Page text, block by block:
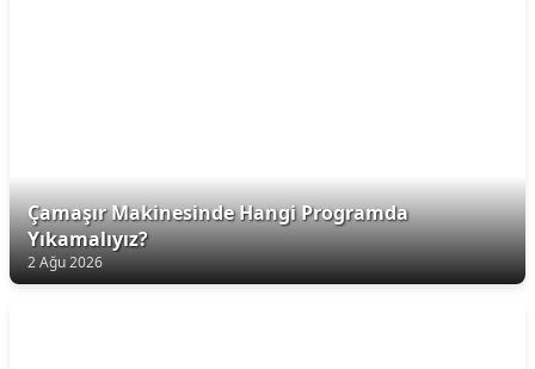
Çamaşır Makinesinde Hangi Programda
Yıkamalıyız?
2 Ağu 2026